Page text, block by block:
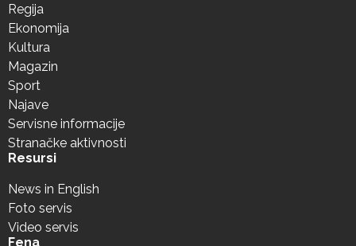
Regija
Ekonomija
Kultura
Magazin
Sport
Najave
Servisne informacije
Stranačke aktivnosti
Resursi
News in English
Foto servis
Video servis
Fena